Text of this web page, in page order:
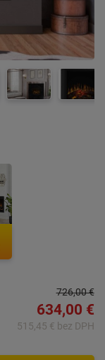
726,00 €
634,00 €
515,45 € bez DPH